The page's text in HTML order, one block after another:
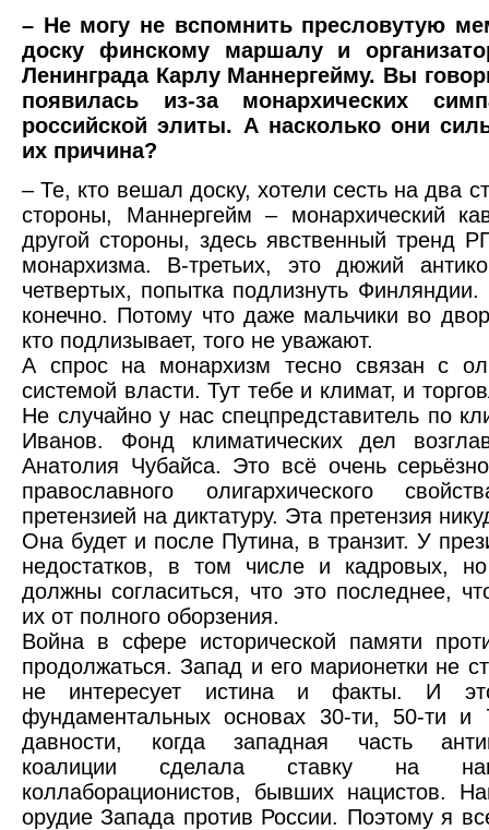
– Не могу не вспомнить пресловутую
доску финскому маршалу и
Ленинграда Карлу Маннергейму. Вы
появилась из-за монархических
российской элиты. А насколько они
их причина?
– Те, кто вешал доску, хотели сесть на два
стороны, Маннергейм – монархический
другой стороны, здесь явственный тренд
монархизма. В-третьих, это дюжий
четвертых, попытка подлизнуть Финляндии.
конечно. Потому что даже мальчики во
кто подлизывает, того не уважают.
А спрос на монархизм тесно связан с
системой власти. Тут тебе и климат, и
Не случайно у нас спецпредставитель по
Иванов. Фонд климатических дел
Анатолия Чубайса. Это всё очень
православного олигархического
претензией на диктатуру. Эта претензия
Она будет и после Путина, в транзит. У
недостатков, в том числе и кадровых,
должны согласиться, что это последнее,
их от полного оборзения.
Война в сфере исторической памяти
продолжаться. Запад и его марионетки не
не интересует истина и факты. И
фундаментальных основах 30-ти, 50-ти и
давности, когда западная часть
коалиции сделала ставку на
коллаборационистов, бывших нацистов.
орудие Запада против России. Поэтому я